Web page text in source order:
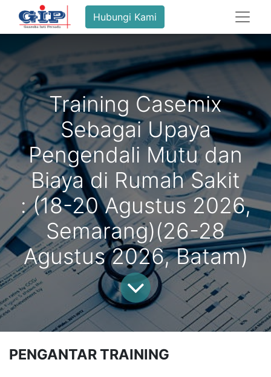
Hubungi Kami
Training Casemix
Sebagai Upaya
Pengendali Mutu dan
Biaya di Rumah Sakit
: (18-20 Agustus 2026,
Semarang)(26-28
Agustus 2026, Batam)
PENGANTAR TRAINING